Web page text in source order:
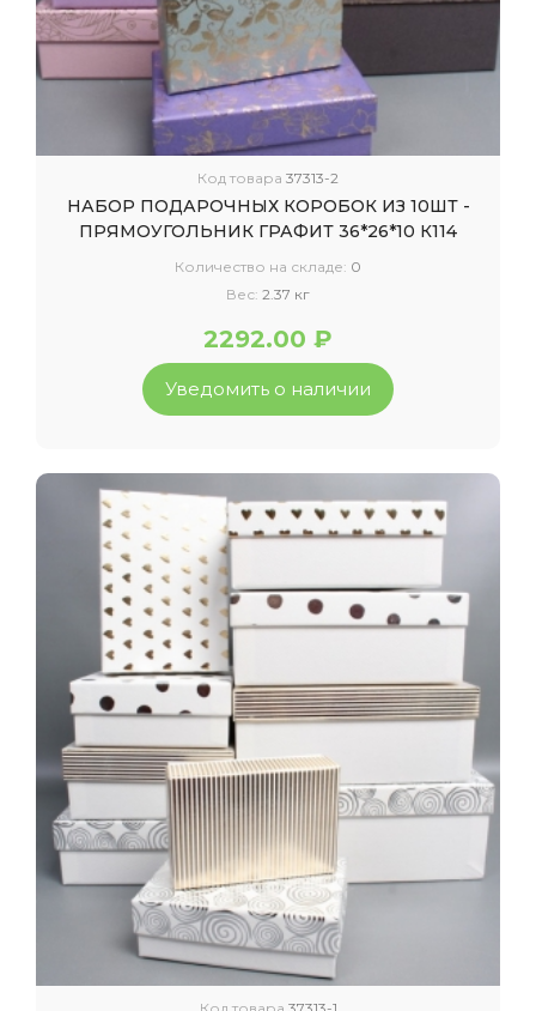
Код товара 37313-2
НАБОР ПОДАРОЧНЫХ КОРОБОК ИЗ 10ШТ -
ПРЯМОУГОЛЬНИК ГРАФИТ 36*26*10 К114
Количество на складе: 0
Вес: 2.37 кг
2292.00 ₽
Уведомить о наличии